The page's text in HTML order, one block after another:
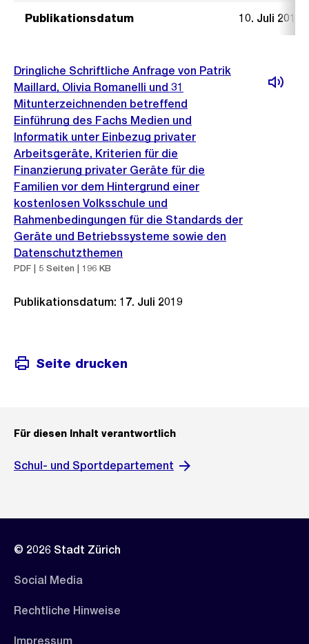
Publikationsdatum 10. Juli 2019
Dringliche Schriftliche Anfrage von Patrik
Maillard, Olivia Romanelli und 31
Mitunterzeichnenden betreffend
Einführung des Fachs Medien und
Informatik unter Einbezug privater
Arbeitsgeräte, Kriterien für die
Finanzierung privater Geräte für die
Familien vor dem Hintergrund einer
kostenlosen Volksschule und
Rahmenbedingungen für die Standards der
Geräte und Betriebssysteme sowie den
Datenschutzthemen
PDF | 5 Seiten | 196 KB
Publikationsdatum: 17. Juli 2019
Seite drucken
Für diesen Inhalt verantwortlich
Schul- und Sportdepartement
© 2026 Stadt Zürich
Social Media
Rechtliche Hinweise
Impressum